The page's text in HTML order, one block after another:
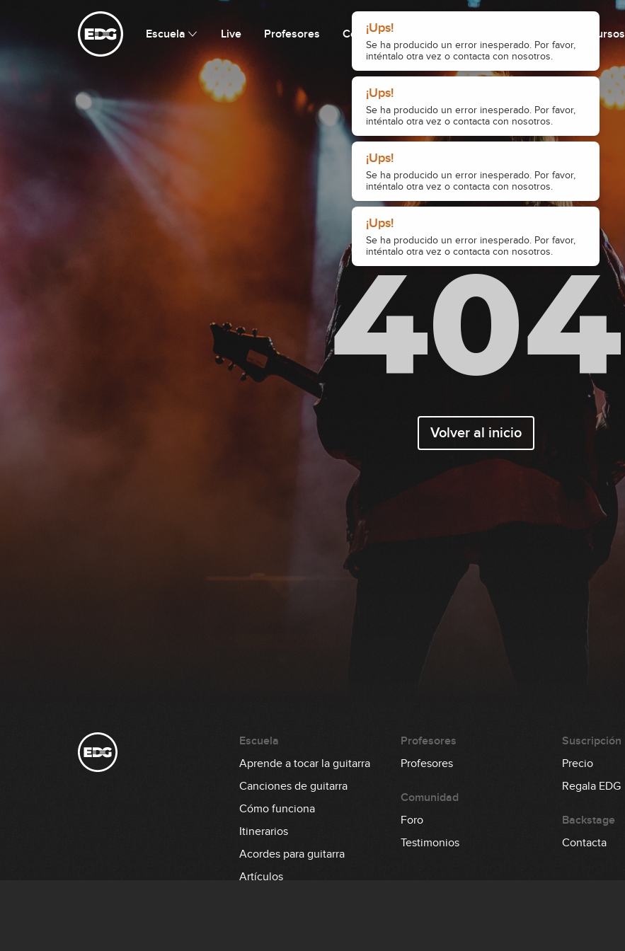
¡Ups!
Se ha producido un error inesperado. Por favor,
inténtalo otra vez o contacta con nosotros.
¡Ups!
Se ha producido un error inesperado. Por favor,
inténtalo otra vez o contacta con nosotros.
¡Ups!
Se ha producido un error inesperado. Por favor,
inténtalo otra vez o contacta con nosotros.
¡Ups!
Se ha producido un error inesperado. Por favor,
inténtalo otra vez o contacta con nosotros.
Escuela Live Profesores Cómo funciona Recursos
404
Volver al inicio
Escuela
Aprende a tocar la guitarra
Canciones de guitarra
Cómo funciona
Itinerarios
Acordes para guitarra
Artículos
Profesores
Profesores
Comunidad
Foro
Testimonios
Suscripción
Precio
Regala EDG
Backstage
Contacta
Escuela de Guitarristas